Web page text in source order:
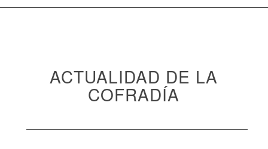
ACTUALIDAD DE LA
COFRADÍA